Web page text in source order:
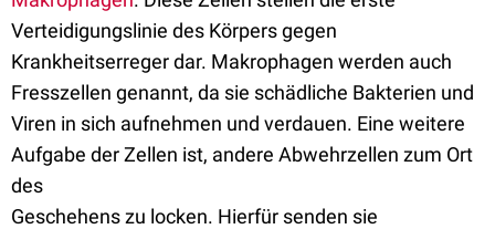
Verteidigungslinie des Körpers gegen
Krankheitserreger dar. Makrophagen werden auch
Fresszellen genannt, da sie schädliche Bakterien und
Viren in sich aufnehmen und verdauen. Eine weitere
Aufgabe der Zellen ist, andere Abwehrzellen zum Ort
des
Geschehens zu locken. Hierfür senden sie